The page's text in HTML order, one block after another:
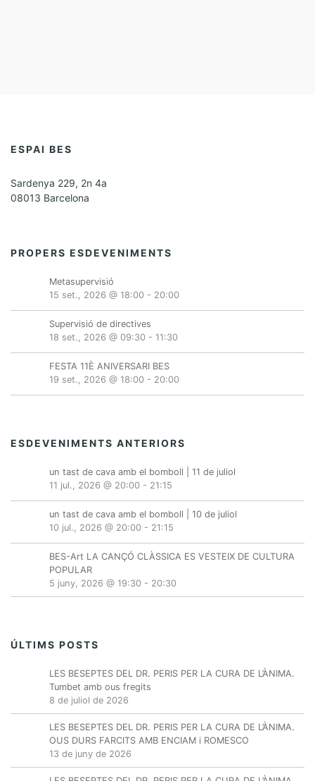
ESPAI BES
Sardenya 229, 2n 4a
08013 Barcelona
PROPERS ESDEVENIMENTS
Metasupervisió
15 set., 2026 @ 18:00 - 20:00
Supervisió de directives
18 set., 2026 @ 09:30 - 11:30
FESTA 11È ANIVERSARI BES
19 set., 2026 @ 18:00 - 20:00
ESDEVENIMENTS ANTERIORS
un tast de cava amb el bomboll | 11 de juliol
11 jul., 2026 @ 20:00 - 21:15
un tast de cava amb el bomboll | 10 de juliol
10 jul., 2026 @ 20:00 - 21:15
BES-Art LA CANÇÓ CLÀSSICA ES VESTEIX DE CULTURA
POPULAR
5 juny, 2026 @ 19:30 - 20:30
ÚLTIMS POSTS
LES BESEPTES DEL DR. PERIS PER LA CURA DE L’ÀNIMA.
Tumbet amb ous fregits
8 de juliol de 2026
LES BESEPTES DEL DR. PERIS PER LA CURA DE L’ÀNIMA.
OUS DURS FARCITS AMB ENCIAM i ROMESCO
13 de juny de 2026